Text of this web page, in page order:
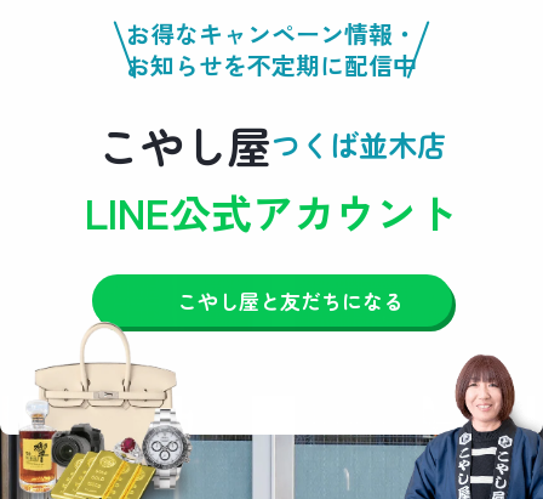
お得なキャンペーン情報・
お知らせを不定期に配信中
こやし屋つくば並木店
LINE公式アカウント
こやし屋と友だちになる